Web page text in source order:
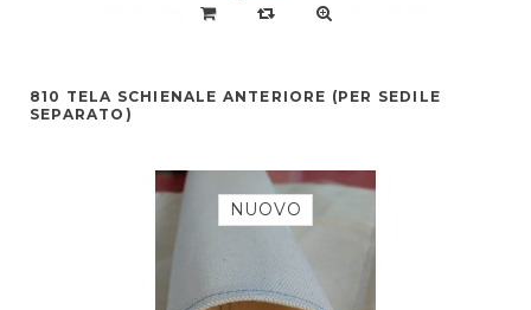
810 TELA SCHIENALE ANTERIORE (PER SEDILE
SEPARATO)
NUOVO